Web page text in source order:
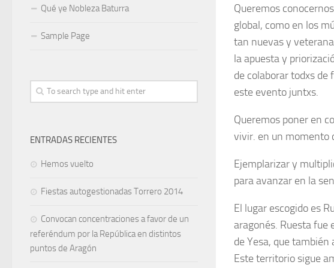
Queremos
global, como en los
tan nuevas y
la apuesta y
de colaborar todxs
este evento juntxs.
Queremos poner en
vivir. en un momento
Ejemplarizar y
para avanzar en la
El lugar escogido es
aragonés. Ruesta fue
de Yesa, que también
Este territorio sigue
Qué ye Nobleza Baturra
Sample Page
ENTRADAS RECIENTES
Hemos vuelto
Fiestas autogestionadas Torrero 2014
Convocan concentraciones a favor de un
referéndum por la República en distintos
puntos de Aragón